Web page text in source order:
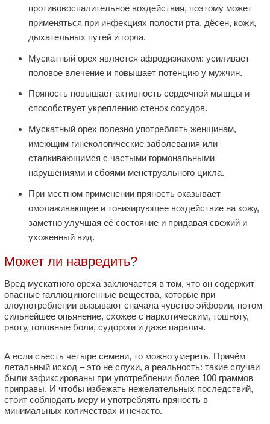
противовоспалительное воздействия, поэтому может
применяться при инфекциях полости рта, дёсен, кожи,
дыхательных путей и горла.
Мускатный орех является афродизиаком: усиливает
половое влечение и повышает потенцию у мужчин.
Пряность повышает активность сердечной мышцы и
способствует укреплению стенок сосудов.
Мускатный орех полезно употреблять женщинам,
имеющим гинекологические заболевания или
сталкивающимся с частыми гормональными
нарушениями и сбоями менструального цикла.
При местном применении пряность оказывает
омолаживающее и тонизирующее воздействие на кожу,
заметно улучшая её состояние и придавая свежий и
ухоженный вид.
Может ли навредить?
Вред мускатного ореха заключается в том, что он содержит
опасные галлюциногенные вещества, которые при
злоупотреблении вызывают сначала чувство эйфории, потом
сильнейшее опьянение, схожее с наркотическим, тошноту,
рвоту, головные боли, судороги и даже паралич.
А если съесть четыре семени, то можно умереть. Причём
летальный исход – это не слухи, а реальность: такие случаи
были зафиксированы при употреблении более 100 граммов
приправы. И чтобы избежать нежелательных последствий,
стоит соблюдать меру и употреблять пряность в
минимальных количествах и нечасто.